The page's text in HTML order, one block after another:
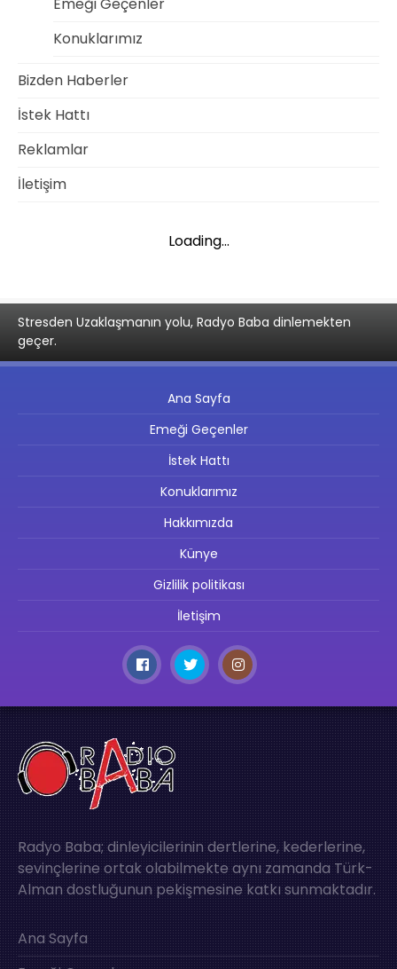
Konuklarımız
Bizden Haberler
İstek Hattı
Reklamlar
İletişim
Loading...
Stresden Uzaklaşmanın yolu, Radyo Baba dinlemekten
geçer.
Ana Sayfa
Emeği Geçenler
İstek Hattı
Konuklarımız
Hakkımızda
Künye
Gizlilik politikası
İletişim
Radyo Baba; dinleyicilerinin dertlerine, kederlerine,
sevinçlerine ortak olabilmekte aynı zamanda Türk-
Alman dostluğunun pekişmesine katkı sunmaktadır.
Ana Sayfa